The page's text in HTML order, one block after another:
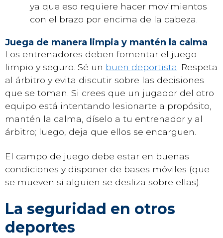
ya que eso requiere hacer movimientos
con el brazo por encima de la cabeza.
Juega de manera limpia y mantén la calma
Los entrenadores deben fomentar el juego
limpio y seguro. Sé un buen deportista . Respeta
al árbitro y evita discutir sobre las decisiones
que se toman. Si crees que un jugador del otro
equipo está intentando lesionarte a propósito,
mantén la calma, díselo a tu entrenador y al
árbitro; luego, deja que ellos se encarguen.
El campo de juego debe estar en buenas
condiciones y disponer de bases móviles (que
se mueven si alguien se desliza sobre ellas).
La seguridad en otros
deportes